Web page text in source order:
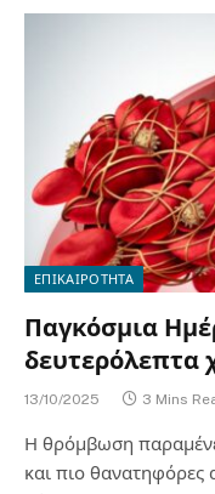
ΕΠΙΚΑΙΡΟΤΗΤΑ
Παγκόσμια
δευτερόλεπτα
13/10/2025 3 Mins
Η θρόμβωση
και πιο θανατηφόρες